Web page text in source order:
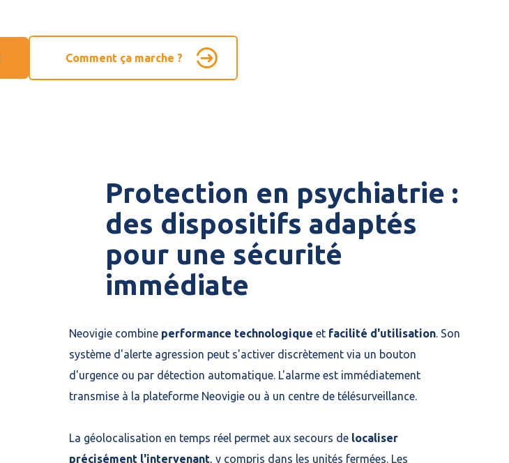
Comment ça marche ?
Protection en psychiatrie :
des dispositifs adaptés
pour une sécurité
immédiate
Neovigie combine performance technologique et facilité d'utilisation. Son
système d'alerte agression peut s'activer discrètement via un bouton
d'urgence ou par détection automatique. L'alarme est immédiatement
transmise à la plateforme Neovigie ou à un centre de télésurveillance.
La géolocalisation en temps réel permet aux secours de localiser
précisément l'intervenant , y compris dans les unités fermées. Les